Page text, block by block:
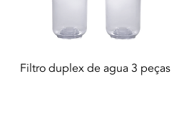
Vista rapida
Filtro duplex de agua 3 peças